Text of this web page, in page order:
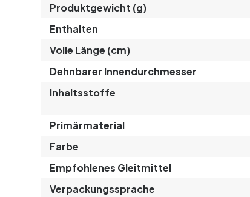
Produktgewicht (g)
Enthalten
Volle Länge (cm)
Dehnbarer Innendurchmesser
Inhaltsstoffe
Primärmaterial
Farbe
Empfohlenes Gleitmittel
Verpackungssprache